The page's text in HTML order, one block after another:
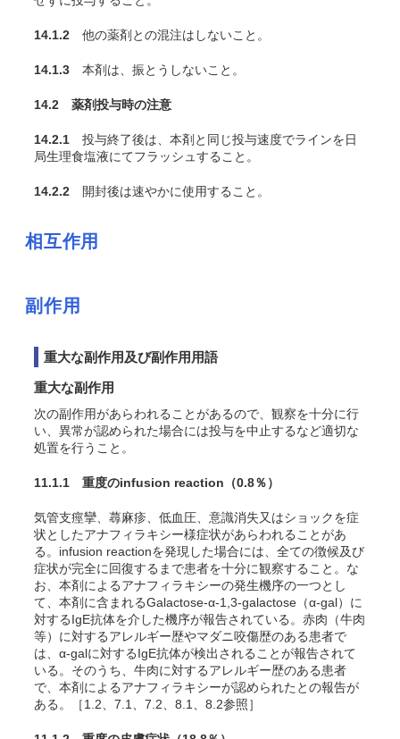
14.1.2 他の薬剤との混注はしないこと。
14.1.3 本剤は、振とうしないこと。
14.2 薬剤投与時の注意
14.2.1 投与終了後は、本剤と同じ投与速度でラインを日
局生理食塩液にてフラッシュすること。
14.2.2 開封後は速やかに使用すること。
相互作用
副作用
重大な副作用及び副作用用語
重大な副作用
次の副作用があらわれることがあるので、観察を十分に行
い、異常が認められた場合には投与を中止するなど適切な
処置を行うこと。
11.1.1 重度のinfusion reaction （0.8％）
気管支痙攣、蕁麻疹、低血圧、意識消失又はショックを症
状としたアナフィラキシー様症状があらわれることがあ
る。infusion reactionを発現した場合には、全ての徴候及び
症状が完全に回復するまで患者を十分に観察すること。な
お、本剤によるアナフィラキシーの発生機序の一つとし
て、本剤に含まれるGalactose-α-1,3-galactose（α-gal）に
対するIgE抗体を介した機序が報告されている。赤肉（牛肉
等）に対するアレルギー歴やマダニ咬傷歴のある患者で
は、α-galに対するIgE抗体が検出されることが報告されて
いる。そのうち、牛肉に対するアレルギー歴のある患者
で、本剤によるアナフィラキシーが認められたとの報告が
ある 。［1.2、7.1、7.2、8.1、8.2参照］